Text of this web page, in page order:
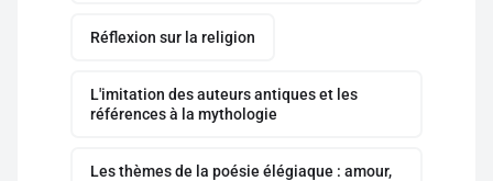
Réflexion sur la religion
L'imitation des auteurs antiques et les
références à la mythologie
Les thèmes de la poésie élégiaque : amour,